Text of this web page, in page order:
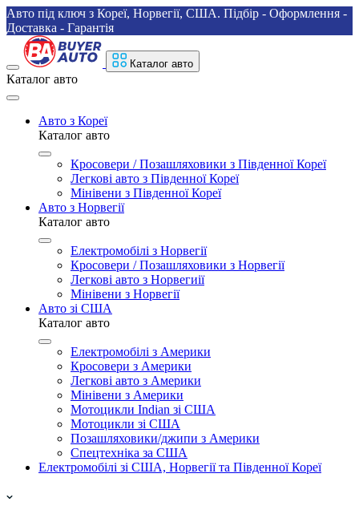
Авто під ключ з Кореї, Норвегії, США. Підбір - Оформлення -
Доставка - Гарантія
Каталог авто
Каталог авто
Авто з Кореї
Каталог авто
Кросовери / Позашляховики з Південної Кореї
Легкові авто з Південної Кореї
Мінівени з Південної Кореї
Авто з Норвегії
Каталог авто
Електромобілі з Норвегії
Кросовери / Позашляховики з Норвегії
Легкові авто з Норвегиії
Мінівени з Норвегії
Авто зі США
Каталог авто
Електромобілі з Америки
Кросовери з Америки
Легкові авто з Америки
Мінівени з Америки
Мотоцикли Indian зі США
Мотоцикли зі США
Позашляховики/джипи з Америки
Спецтехніка за США
Електромобілі зі США, Норвегії та Південної Кореї